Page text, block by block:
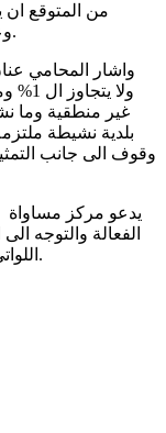
وعضوات عربيات في السلطات المحلية العربية.
واشار المحامي
ولا
غير منطقية وما
بلدية نشيطة
وقوف الى جانب
يدعو مركز
الفعالة والتوجه
اللواتي قررن المشاركة في الحياة السياسية العامة.